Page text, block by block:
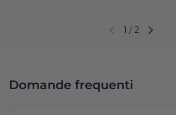
Diapositiva
1 / 2
Domande frequenti